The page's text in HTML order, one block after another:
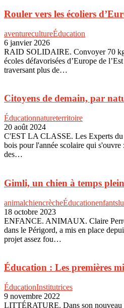
Rouler vers les écoliers
aventurecultureÉducation
6 janvier 2026
RAID SOLIDAIRE. Convoyer 70 kg
écoles défavorisées d’Europe de
traversant plus de…
Citoyens de demain, par
Éducationnatureterritoire
20 août 2024
C'EST LA CLASSE. Les Experts du
bois pour l'année scolaire qui s'ouvre
des…
Gimli, un chien à temps
animalchiencrècheÉducationenfants
18 octobre 2023
ENFANCE. ANIMAUX. Claire
dans le Périgord, a mis en place
projet assez fou…
Éducation : Les premières
ÉducationInstitutrices
9 novembre 2022
LITTÉRATURE. Dans son nouveau